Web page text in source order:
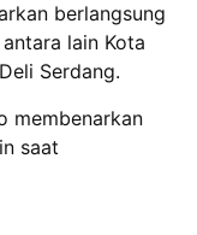
berlangsung
lain Kota
Serdang.
membenarkan
saat